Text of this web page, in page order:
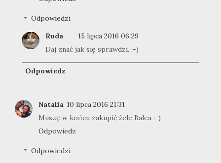
Odpowiedzi
Ruda
15 lipca 2016 06:29
Daj znać jak się sprawdzi. :-)
Odpowiedz
Natalia 10 lipca 2016 21:31
Muszę w końcu zakupić żele Balea :-)
Odpowiedz
Odpowiedzi